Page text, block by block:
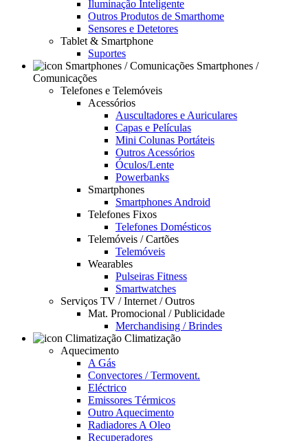
Iluminação Inteligente
Outros Produtos de Smarthome
Sensores e Detetores
Tablet & Smartphone
Suportes
Smartphones /
Comunicações
Telefones e Telemóveis
Acessórios
Auscultadores e Auriculares
Capas e Películas
Mini Colunas Portáteis
Outros Acessórios
Óculos/Lente
Powerbanks
Smartphones
Smartphones Android
Telefones Fixos
Telefones Domésticos
Telemóveis / Cartões
Telemóveis
Wearables
Pulseiras Fitness
Smartwatches
Serviços TV / Internet / Outros
Mat. Promocional / Publicidade
Merchandising / Brindes
Climatização
Aquecimento
A Gás
Convectores / Termovent.
Eléctrico
Emissores Térmicos
Outro Aquecimento
Radiadores A Oleo
Recuperadores